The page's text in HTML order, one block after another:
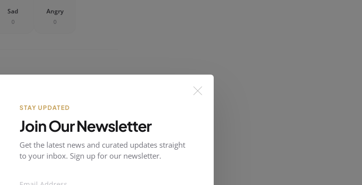
Sad
0
Angry
0
STAY UPDATED
Join Our Newsletter
Get the latest news and curated updates straight
to your inbox. Sign up for our newsletter.